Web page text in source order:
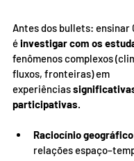
Antes dos bullets: ensinar
é investigar com os
fenômenos complexos
fluxos, fronteiras) em
experiências
participativas.
Raciocínio geográfico
relações